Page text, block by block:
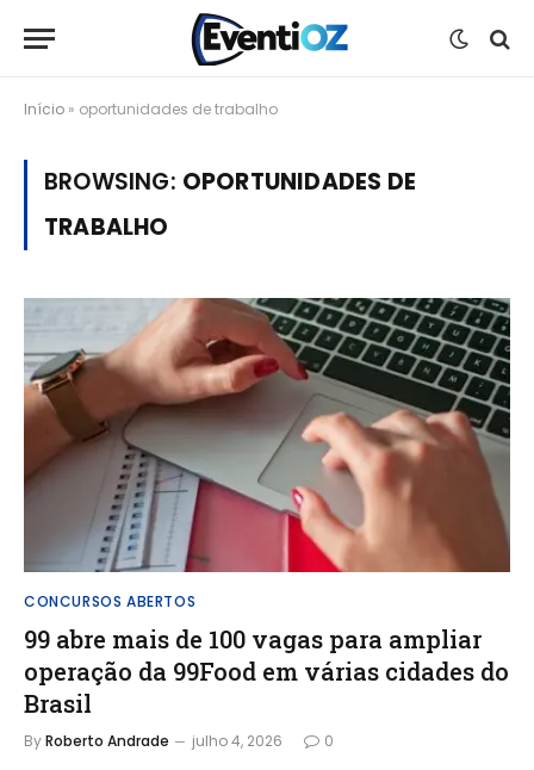
Início » oportunidades de trabalho
BROWSING: OPORTUNIDADES DE
TRABALHO
CONCURSOS ABERTOS
99 abre mais de 100 vagas para ampliar
operação da 99Food em várias cidades do
Brasil
ByRoberto Andrade julho 4, 2026 0